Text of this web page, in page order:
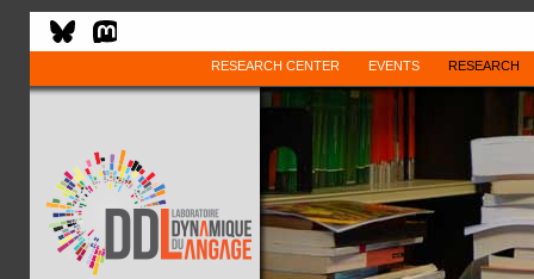
RESEARCH CENTER EVENTS RESEARCH